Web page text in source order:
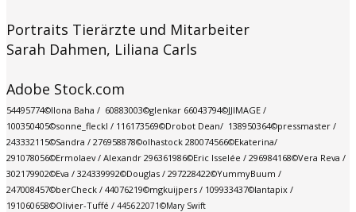
Portraits Tierärzte und Mitarbeiter
Sarah Dahmen, Liliana Carls
Adobe Stock.com
54495774©Ilona Baha / 60883003©glenkar 66043794©JJIMAGE /
100350405©sonne_fleckl / 116173569©Drobot Dean/ 138950364©pressmaster /
243332115©Sandra / 276958878©olhastock 280074566©Ekaterina/
291078056©Ermolaev / Alexandr 296361986©Eric Isselée / 296984168©Vera Reva /
302179902©Eva / 324339992©Douglas / 297228422©YummyBuum /
247008457©berCheck / 44076219©mgkuijpers / 109933437©lantapix / ​
191060658©Olivier-Tuffé / 445622071©Mary Swift